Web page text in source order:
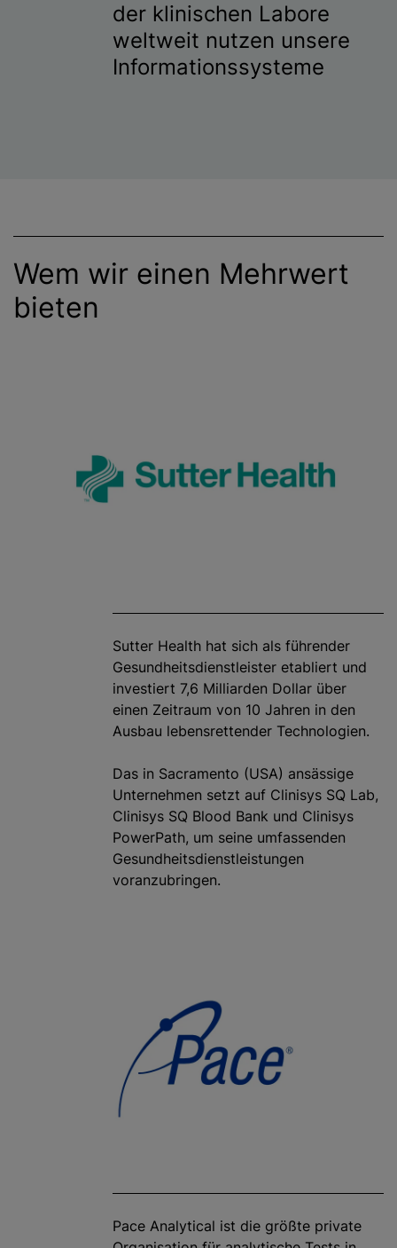
der klinischen Labore
weltweit nutzen unsere
Informationssysteme
Wem wir einen Mehrwert
bieten
Sutter Health hat sich als führender
Gesundheitsdienstleister etabliert und
investiert 7,6 Milliarden Dollar über
einen Zeitraum von 10 Jahren in den
Ausbau lebensrettender Technologien.
Das in Sacramento (USA) ansässige
Unternehmen setzt auf Clinisys SQ Lab,
Clinisys SQ Blood Bank und Clinisys
PowerPath, um seine umfassenden
Gesundheitsdienstleistungen
voranzubringen.
Pace Analytical ist die größte private